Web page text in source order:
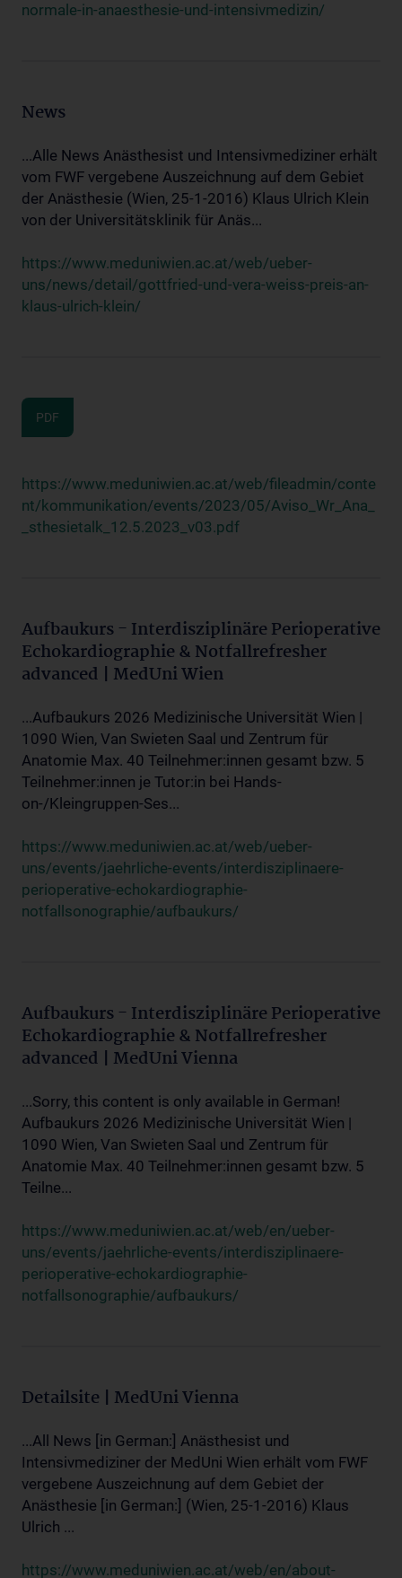
normale-in-anaesthesie-und-intensivmedizin/
News
...Alle News Anästhesist und Intensivmediziner erhält
vom FWF vergebene Auszeichnung auf dem Gebiet
der Anästhesie (Wien, 25-1-2016) Klaus Ulrich Klein
von der Universitätsklinik für Anäs...
https://www.meduniwien.ac.at/web/ueber-
uns/news/detail/gottfried-und-vera-weiss-preis-an-
klaus-ulrich-klein/
PDF
https://www.meduniwien.ac.at/web/fileadmin/conte
nt/kommunikation/events/2023/05/Aviso_Wr_Ana_
_sthesietalk_12.5.2023_v03.pdf
Aufbaukurs - Interdisziplinäre Perioperative
Echokardiographie & Notfallrefresher
advanced | MedUni Wien
...Aufbaukurs 2026 Medizinische Universität Wien |
1090 Wien, Van Swieten Saal und Zentrum für
Anatomie Max. 40 Teilnehmer:innen gesamt bzw. 5
Teilnehmer:innen je Tutor:in bei Hands-
on-/Kleingruppen-Ses...
https://www.meduniwien.ac.at/web/ueber-
uns/events/jaehrliche-events/interdisziplinaere-
perioperative-echokardiographie-
notfallsonographie/aufbaukurs/
Aufbaukurs - Interdisziplinäre Perioperative
Echokardiographie & Notfallrefresher
advanced | MedUni Vienna
...Sorry, this content is only available in German!
Aufbaukurs 2026 Medizinische Universität Wien |
1090 Wien, Van Swieten Saal und Zentrum für
Anatomie Max. 40 Teilnehmer:innen gesamt bzw. 5
Teilne...
https://www.meduniwien.ac.at/web/en/ueber-
uns/events/jaehrliche-events/interdisziplinaere-
perioperative-echokardiographie-
notfallsonographie/aufbaukurs/
Detailsite | MedUni Vienna
...All News [in German:] Anästhesist und
Intensivmediziner der MedUni Wien erhält vom FWF
vergebene Auszeichnung auf dem Gebiet der
Anästhesie [in German:] (Wien, 25-1-2016) Klaus
Ulrich ...
https://www.meduniwien.ac.at/web/en/about-